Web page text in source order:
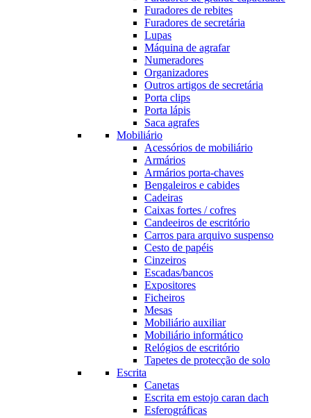
Furadores de rebites
Furadores de secretária
Lupas
Máquina de agrafar
Numeradores
Organizadores
Outros artigos de secretária
Porta clips
Porta lápis
Saca agrafes
Mobiliário
Acessórios de mobiliário
Armários
Armários porta-chaves
Bengaleiros e cabides
Cadeiras
Caixas fortes / cofres
Candeeiros de escritório
Carros para arquivo suspenso
Cesto de papéis
Cinzeiros
Escadas/bancos
Expositores
Ficheiros
Mesas
Mobiliário auxiliar
Mobiliário informático
Relógios de escritório
Tapetes de protecção de solo
Escrita
Canetas
Escrita em estojo caran dach
Esferográficas